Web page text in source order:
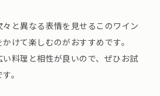
と異なる表情を見せるこのワイン
けて楽しむのがおすすめです。
料理と相性が良いので、ぜひお試
。